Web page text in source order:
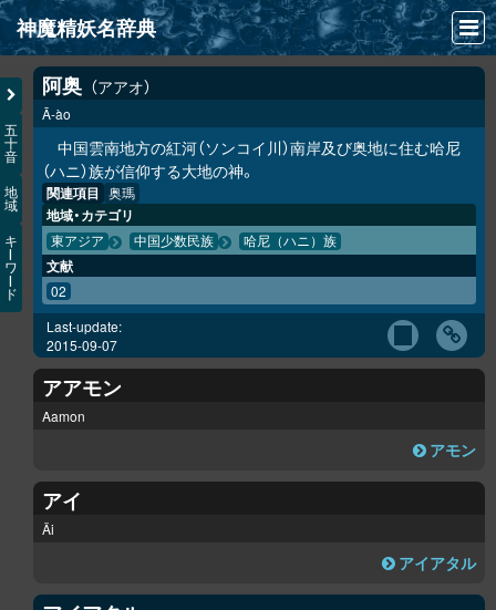
神魔精妖名辞典
NEWS
INFO
文献
検索
凖項目
画像資料便覧
LINK
五
十
音
地
域
キ
ワ
ド
阿奥 アアオ
Ā-ào
中国雲南地方の紅河（ソンコイ川）南岸及び奥地に住む哈尼
（ハニ）族が信仰する大地の神。
関連項目 奥瑪
地域・カテゴリ
東アジア 中国少数民族 哈尼（ハニ）族
文献
02
Last-update:
2015-09-07
アアモン
Aamon
アモン
アイ
Äi
アイアタル